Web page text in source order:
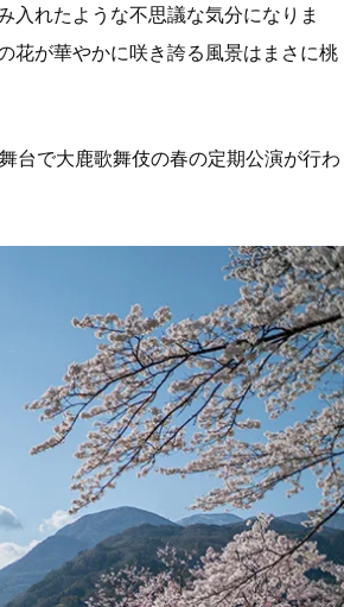
入れたような不思議な気分になりま
花が華やかに咲き誇る風景はまさに桃
台で大鹿歌舞伎の春の定期公演が行わ